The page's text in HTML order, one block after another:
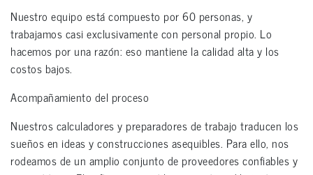
Nuestro equipo está compuesto por 60 personas, y
trabajamos casi exclusivamente con personal propio. Lo
hacemos por una razón: eso mantiene la calidad alta y los
costos bajos.
Acompañamiento del proceso
Nuestros calculadores y preparadores de trabajo traducen los
sueños en ideas y construcciones asequibles. Para ello, nos
rodeamos de un amplio conjunto de proveedores confiables y